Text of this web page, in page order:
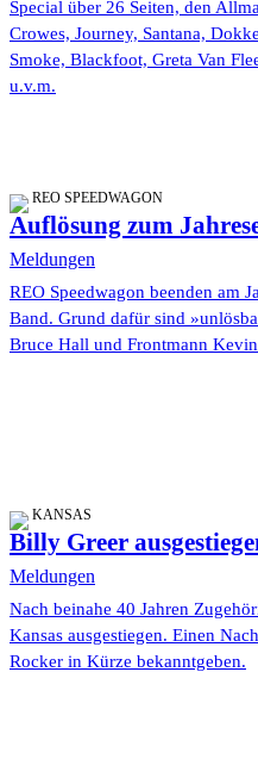
Special über 26 Seiten, den
Crowes, Journey, Santana,
Smoke, Blackfoot, Greta Van
u.v.m.
REO SPEEDWAGON
Auflösung zum
Meldungen
REO Speedwagon beenden am
Band. Grund dafür sind
Bruce Hall und Frontmann
KANSAS
Billy Greer
Meldungen
Nach beinahe 40 Jahren
Kansas ausgestiegen. Einen
Rocker in Kürze bekanntgeben.